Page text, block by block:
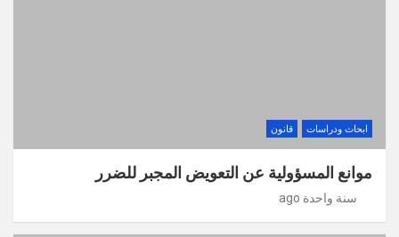
ابحاث ودراسات قانون
موانع المسؤولية عن التعويض المجبر للضرر
سنة واحدة ago